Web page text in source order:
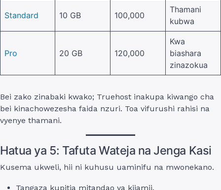
Standard 10 GB 100,000
Thamani
kubwa
Pro 20 GB 120,000
Kwa
biashara
zinazokua
Bei zako zinabaki kwako; Truehost inakupa kiwango cha
bei kinachowezesha faida nzuri. Toa vifurushi rahisi na
vyenye thamani.
Hatua ya 5: Tafuta Wateja na Jenga Kasi
Kusema ukweli, hii ni kuhusu uaminifu na mwonekano.
Tangaza kupitia mitandao ya kijamii.